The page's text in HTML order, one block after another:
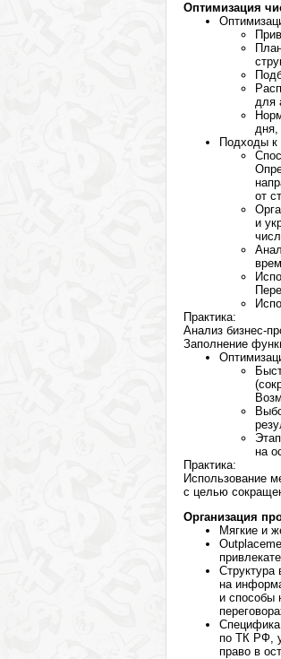
Оптимизация
для
дня,
Подходы к
от
и
Практика:
Анализ бизнес-
Заполнение
на
Практика:
Использование
с целью
Организация
Мягкие и
Структура
на
и способы
Специфика
по ТК РФ,
право в